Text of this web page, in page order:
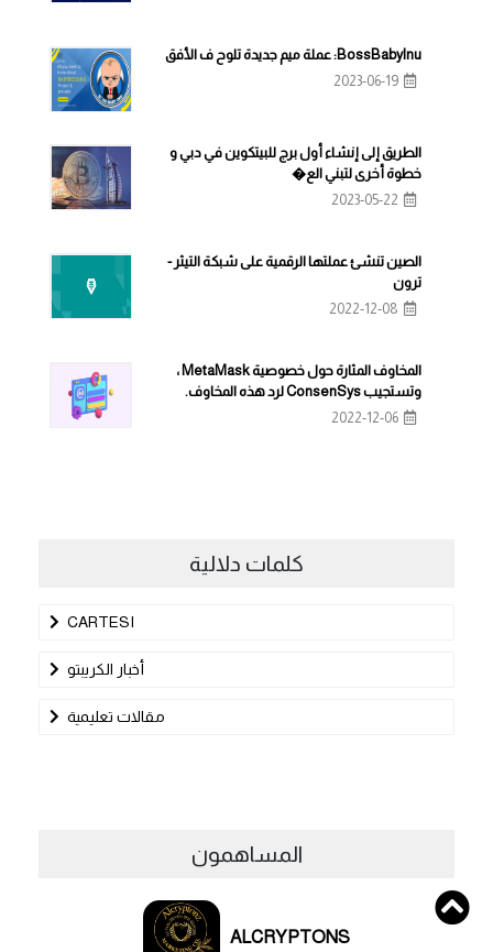
BossBabyInu: عملة ميم جديدة تلوح ف الأفق
2023-06-19
الطريق إلى إنشاء أول برج للبيتكوين في دبي و
خطوة أخرى لتبني الع�
2023-05-22
الصين تنشئ عملتها الرقمية على شبكة التيثر -
ترون
2022-12-08
المخاوف المثارة حول خصوصية MetaMask ،
وتستجيب ConsenSys لرد هذه المخاوف.
2022-12-06
كلمات دلالية
CARTESI
أخبار الكريبتو
مقالات تعليمية
المساهمون
ALCRYPTONS